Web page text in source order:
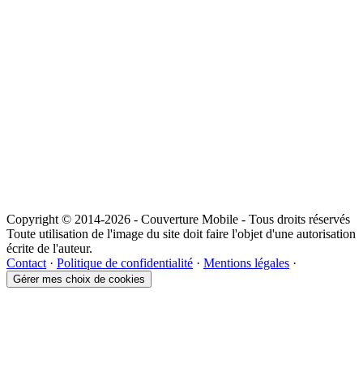
Copyright © 2014-2026 - Couverture Mobile - Tous droits réservés
Toute utilisation de l'image du site doit faire l'objet d'une autorisation
écrite de l'auteur.
Contact · Politique de confidentialité · Mentions légales ·
Gérer mes choix de cookies